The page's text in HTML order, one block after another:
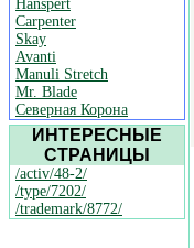
Hanspert
Carpenter
Skay
Avanti
Manuli Stretch
Mr. Blade
Северная Корона
ИНТЕРЕСНЫЕ
СТРАНИЦЫ
/activ/48-2/
/type/7202/
/trademark/8772/